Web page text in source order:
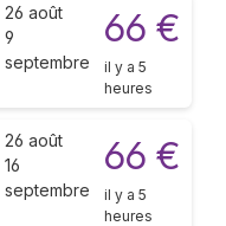
26 août
9
septembre
66 €
il y a 5
heures
26 août
16
septembre
66 €
il y a 5
heures